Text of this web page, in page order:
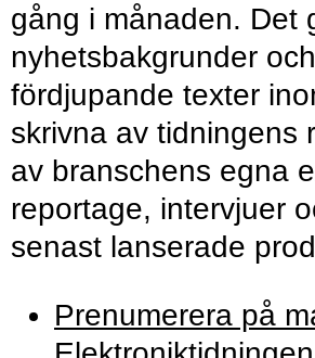
gång i månaden. Det
nyhetsbakgrunder
fördjupande texter
skrivna av tidningens
av branschens egna
reportage, intervjuer
senast lanserade
Prenumerera på